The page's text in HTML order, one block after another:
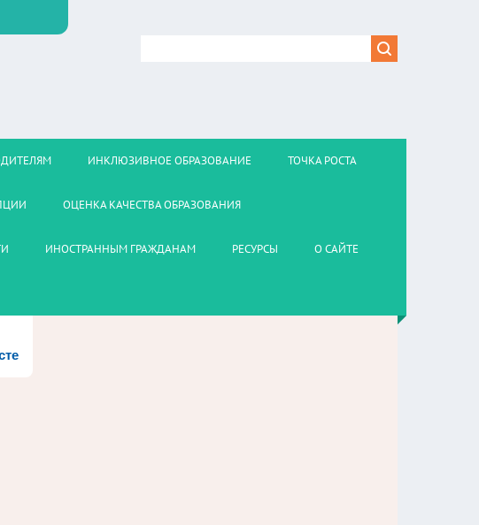
ИНКЛЮЗИВНОЕ ОБРАЗОВАНИЕ ТОЧКА РОСТА
ОЦЕНКА КАЧЕСТВА ОБРАЗОВАНИЯ
ИНОСТРАННЫМ ГРАЖДАНАМ РЕСУРСЫ О САЙТЕ